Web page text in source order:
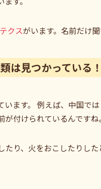
クスがいます。名前だけ
は見つかっている！
います。 例えば、中国では
付けられているんですね。
り、火をおこしたりした